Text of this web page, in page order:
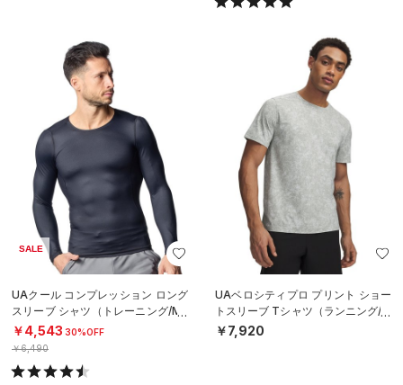
SALE
UAクール コンプレッション ロング
スリーブ シャツ（トレーニング/ME
N）
￥4,543 30%OFF
￥6,490
UAベロシティプロ プリント ショー
トスリーブ Tシャツ（ランニング/M
EN）
￥7,920